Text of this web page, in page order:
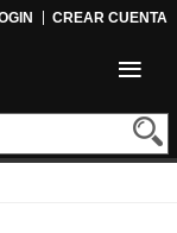
CREAR CUENTA